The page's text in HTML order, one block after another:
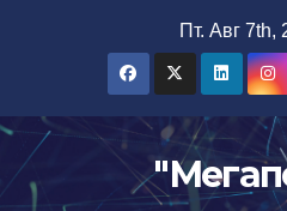
Пт. Авг 7th,